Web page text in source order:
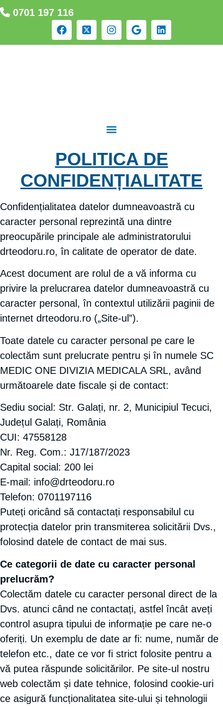
0701 197 116
POLITICA DE
CONFIDENȚIALITATE
Confidențialitatea datelor dumneavoastră cu
caracter personal reprezintă una dintre
preocupările principale ale administratorului
drteodoru.ro, în calitate de operator de date.
Acest document are rolul de a vă informa cu
privire la prelucrarea datelor dumneavoastră cu
caracter personal, în contextul utilizării paginii de
internet drteodoru.ro („Site-ul”).
Toate datele cu caracter personal pe care le
colectăm sunt prelucrate pentru și în numele SC
MEDIC ONE DIVIZIA MEDICALA SRL, având
următoarele date fiscale și de contact:
Sediu social: Str. Galați, nr. 2, Municipiul Tecuci,
Județul Galați, România
CUI: 47558128
Nr. Reg. Com.: J17/187/2023
Capital social: 200 lei
E-mail: info@drteodoru.ro
Telefon: 0701197116
Puteți oricând să contactați responsabilul cu
protecția datelor prin transmiterea solicitării Dvs.,
folosind datele de contact de mai sus.
Ce categorii de date cu caracter personal
prelucrăm?
Colectăm datele cu caracter personal direct de la
Dvs. atunci când ne contactați, astfel încât aveți
control asupra tipului de informație pe care ne-o
oferiți. Un exemplu de date ar fi: nume, număr de
telefon etc., date ce vor fi strict folosite pentru a
vă putea răspunde solicitărilor. Pe site-ul nostru
web colectăm și date tehnice, folosind cookie-uri
ce asigură funcționalitatea site-ului și tehnologii